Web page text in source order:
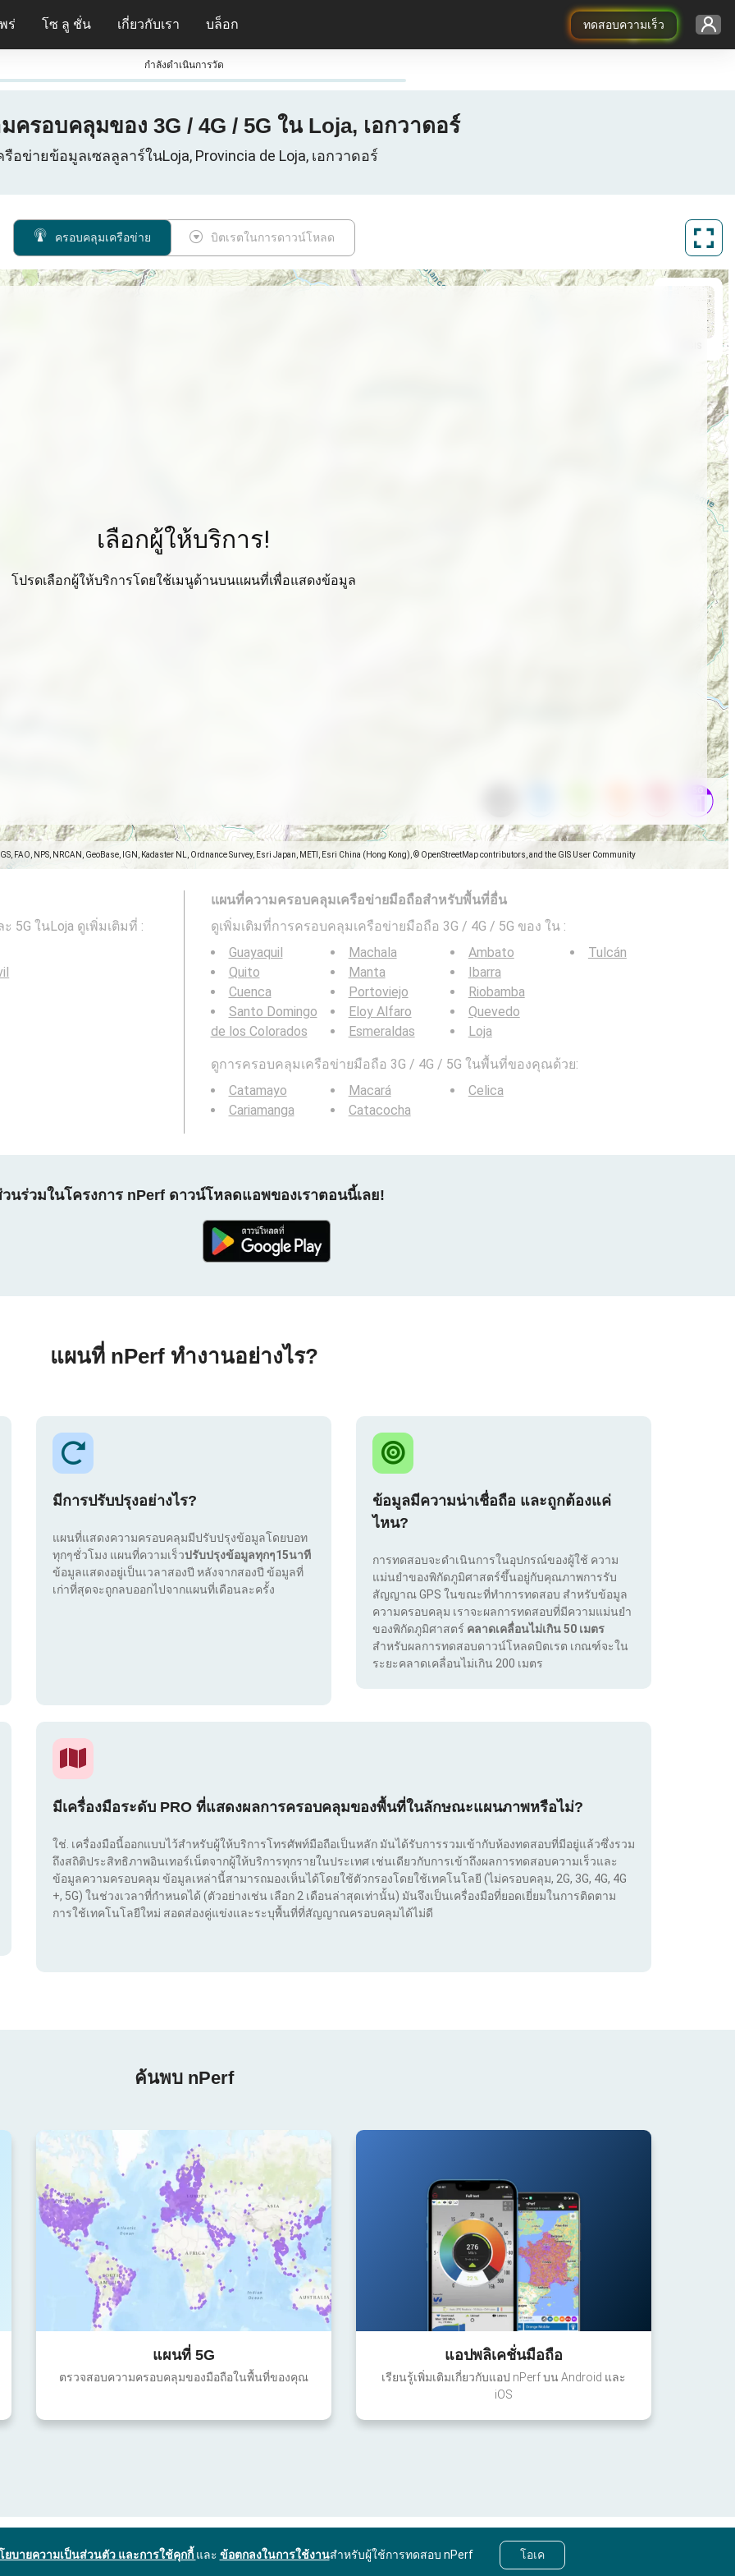
ทดสอบความเร็ว
ร่ โซ ลู ชั่น เกี่ยวกับเรา บล็อก
กําลังดําเนินการวัด
ครอบคลุมของ 3G / 4G / 5G ใน Loja, เอกวาดอร์
รือข่ายข้อมูลเซลลูลาร์ในLoja, Provincia de Loja, เอกวาดอร์
ครอบคลุมเครือข่าย บิตเรตในการดาวน์โหลด
FAO, NPS, NRCAN, GeoBase, IGN, Kadaster NL, Ordnance Survey, Esri Japan, METI, Esri China (Hong Kong), © OpenStreetMap contributors, and the GIS User Community
เลือกผู้ให้บริการ!
โปรดเลือกผู้ให้บริการโดยใช้เมนูด้านบนแผนที่เพื่อแสดงข้อมูล
5G ในLoja ดูเพิ่มเติมที่ :
แผนที่ความครอบคลุมเครือข่ายมือถือสำหรับพื้นที่อื่น
ดูเพิ่มเติมที่การครอบคลุมเครือข่ายมือถือ 3G / 4G / 5G ของ ใน :
Guayaquil
Quito
Cuenca
Santo Domingo
de los Colorados
Machala
Manta
Portoviejo
Eloy Alfaro
Esmeraldas
Ambato
Ibarra
Riobamba
Quevedo
Loja
Tulcán
ดูการครอบคลุมเครือข่ายมือถือ 3G / 4G / 5G ในพื้นที่ของคุณด้วย:
Catamayo
Cariamanga
Macará
Catacocha
Celica
นร่วมในโครงการ nPerf ดาวน์โหลดแอพของเราตอนนี้เลย!
แผนที่ nPerf ทำงานอย่างไร?
มีการปรับปรุงอย่างไร?
แผนที่แสดงความครอบคลุมมีปรับปรุงข้อมูลโดยบอท
ทุกๆชั่วโมง แผนที่ความเร็วปรับปรุงข้อมูลทุกๆ15นาที
ข้อมูลแสดงอยู่เป็นเวลาสองปี หลังจากสองปี ข้อมูลที่
เก่าที่สุดจะถูกลบออกไปจากแผนที่เดือนละครั้ง
ข้อมูลมีความน่าเชื่อถือ และถูกต้องแค่
ไหน?
การทดสอบจะดำเนินการในอุปกรณ์ของผู้ใช้ ความ
แม่นยำของพิกัดภูมิศาสตร์ขึ้นอยู่กับคุณภาพการรับ
สัญญาณ GPS ในขณะที่ทำการทดสอบ สำหรับข้อมูล
ความครอบคลุม เราจะผลการทดสอบที่มีความแม่นยำ
ของพิกัดภูมิศาสตร์ คลาดเคลื่อนไม่เกิน 50 เมตร
สำหรับผลการทดสอบดาวน์โหลดบิตเรต เกณฑ์จะใน
ระยะคลาดเคลื่อนไม่เกิน 200 เมตร
มีเครื่องมือระดับ PRO ที่แสดงผลการครอบคลุมของพื้นที่ในลักษณะแผนภาพหรือไม่?
ใช่. เครื่องมือนี้ออกแบบไว้สำหรับผู้ให้บริการโทรศัพท์มือถือเป็นหลัก มันได้รับการรวมเข้ากับห้องทดสอบที่มีอยู่แล้วซึ่งรวม
ถึงสถิติประสิทธิภาพอินเทอร์เน็ตจากผู้ให้บริการทุกรายในประเทศ เช่นเดียวกับการเข้าถึงผลการทดสอบความเร็วและ
ข้อมูลความครอบคลุม ข้อมูลเหล่านี้สามารถมองเห็นได้โดยใช้ตัวกรองโดยใช้เทคโนโลยี (ไม่ครอบคลุม, 2G, 3G, 4G, 4G
+, 5G) ในช่วงเวลาที่กำหนดได้ (ตัวอย่างเช่น เลือก 2 เดือนล่าสุดเท่านั้น) มันจึงเป็นเครื่องมือที่ยอดเยี่ยมในการติดตาม
การใช้เทคโนโลยีใหม่ สอดส่องคู่แข่งและระบุพื้นที่ที่สัญญาณครอบคลุมได้ไม่ดี
ค้นพบ nPerf
แผนที่ 5G
ตรวจสอบความครอบคลุมของมือถือในพื้นที่ของคุณ
แอปพลิเคชั่นมือถือ
เรียนรู้เพิ่มเติมเกี่ยวกับแอป nPerf บน Android และ
iOS
ยบายความเป็นส่วนตัว และการใช้คุกกี้ และ ข้อตกลงในการใช้งานสำหรับผู้ใช้การทดสอบ nPerf โอเค